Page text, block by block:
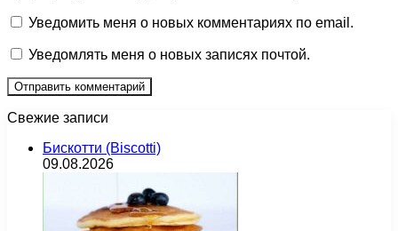
Уведомить меня о новых комментариях по email.
Уведомлять меня о новых записях почтой.
Свежие записи
Бискотти (Biscotti)
09.08.2026